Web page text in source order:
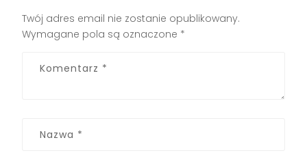
Twój adres email nie zostanie opublikowany.
Wymagane pola są oznaczone *